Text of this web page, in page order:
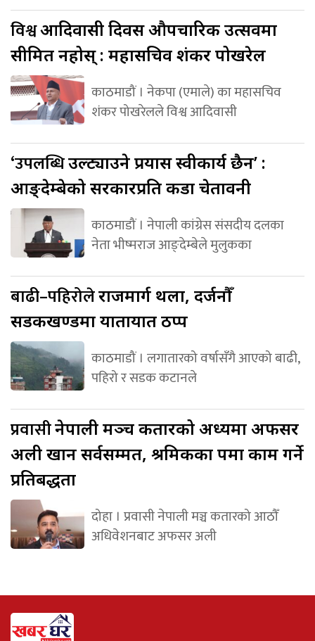
विश्वआदिवासी दिवस औपचारिक उत्सवमा
सीमित नहोस् : महासचिव शंकर पोखरेल
काठमाडौं । नेकपा (एमाले) का महासचिव
शंकर पोखरेलले विश्व आदिवासी
‘उपलब्धिउल्ट्याउने प्रयास स्वीकार्य छैन’ :
आङ्देम्बेको सरकारप्रति कडा चेतावनी
काठमाडौं । नेपाली कांग्रेस संसदीय दलका
नेता भीष्मराज आङ्देम्बेले मुलुकका
बाढी–पहिरोलेराजमार्ग थला, दर्जनौँ
सडकखण्डमा यातायात ठप्प
काठमाडौं । लगातारको वर्षासँगै आएको बाढी,
पहिरो र सडक कटानले
प्रवासीनेपाली मञ्च कतारको अध्यक्षमा अफसर
अली खान सर्वसम्मत, श्रमिकका पक्षमा काम गर्ने
प्रतिबद्धता
दोहा । प्रवासी नेपाली मञ्च कतारको आठौँ
अधिवेशनबाट अफसर अली